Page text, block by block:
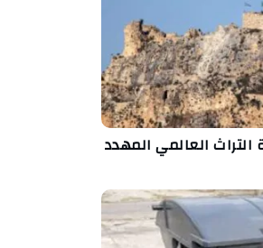
التراث العالمي المهدد